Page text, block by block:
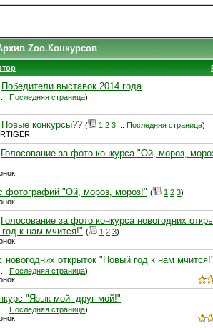
Zoo.Конкурсов
Победители выставок 2014 года
Последняя страница)
Новые конкурсы?? ( 1 2 3 Последняя страница)
Голосование за фото конкурса "Ой, мороз,
фотографий "Ой, мороз, мороз!" ( 1 2 3)
Голосование за фото конкурса новогодних
к нам мчится!" ( 1 2 3)
новогодних открыток "Новый год к нам
Последняя страница)
"Язык мой- друг мой!"
Последняя страница)